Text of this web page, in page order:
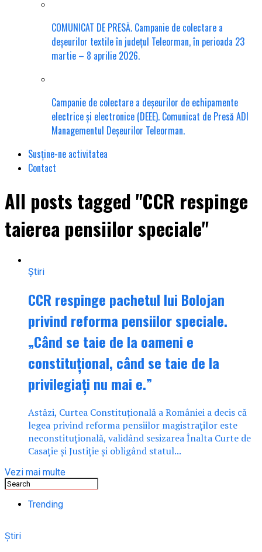
COMUNICAT DE PRESĂ. Campanie de colectare a
deșeurilor textile în județul Teleorman, în perioada 23
martie – 8 aprilie 2026.
Campanie de colectare a deșeurilor de echipamente
electrice și electronice (DEEE). Comunicat de Presă ADI
Managementul Deșeurilor Teleorman.
Susține-ne activitatea
Contact
All posts tagged "CCR respinge
taierea pensiilor speciale"
Știri
CCR respinge pachetul lui Bolojan
privind reforma pensiilor speciale.
„Când se taie de la oameni e
constituțional, când se taie de la
privilegiați nu mai e.”
Astăzi, Curtea Constituţională a României a decis că
legea privind reforma pensiilor magistraţilor este
neconstituţională, validând sesizarea Înalta Curte de
Casaţie şi Justiţie și obligând statul...
Vezi mai multe
Trending
Știri